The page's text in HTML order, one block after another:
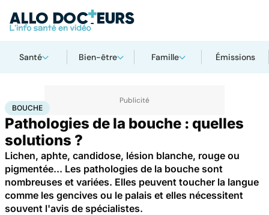
Santé Bien-être Famille Émissions
AccueilSanté
BOUCHE
Pathologies de la bouche : quelles
solutions ?
Lichen, aphte, candidose, lésion blanche, rouge ou
pigmentée... Les pathologies de la bouche sont
nombreuses et variées. Elles peuvent toucher la langue
comme les gencives ou le palais et elles nécessitent
souvent l'avis de spécialistes.